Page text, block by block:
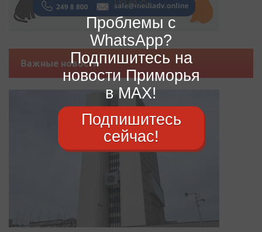
Важные новости
Проблемы с
WhatsApp?
Подпишитесь на
новости Приморья
в MAX!
Подпишитесь
сейчас!